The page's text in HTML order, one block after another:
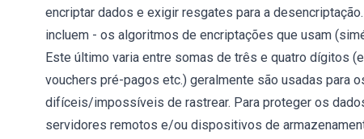
encriptar dados e exigir resgates para a
incluem - os algoritmos de encriptações que usam
Este último varia entre somas de três e quatro dígitos
vouchers pré-pagos etc.) geralmente são usadas para
difíceis/impossíveis de rastrear. Para proteger os
servidores remotos e/ou dispositivos de